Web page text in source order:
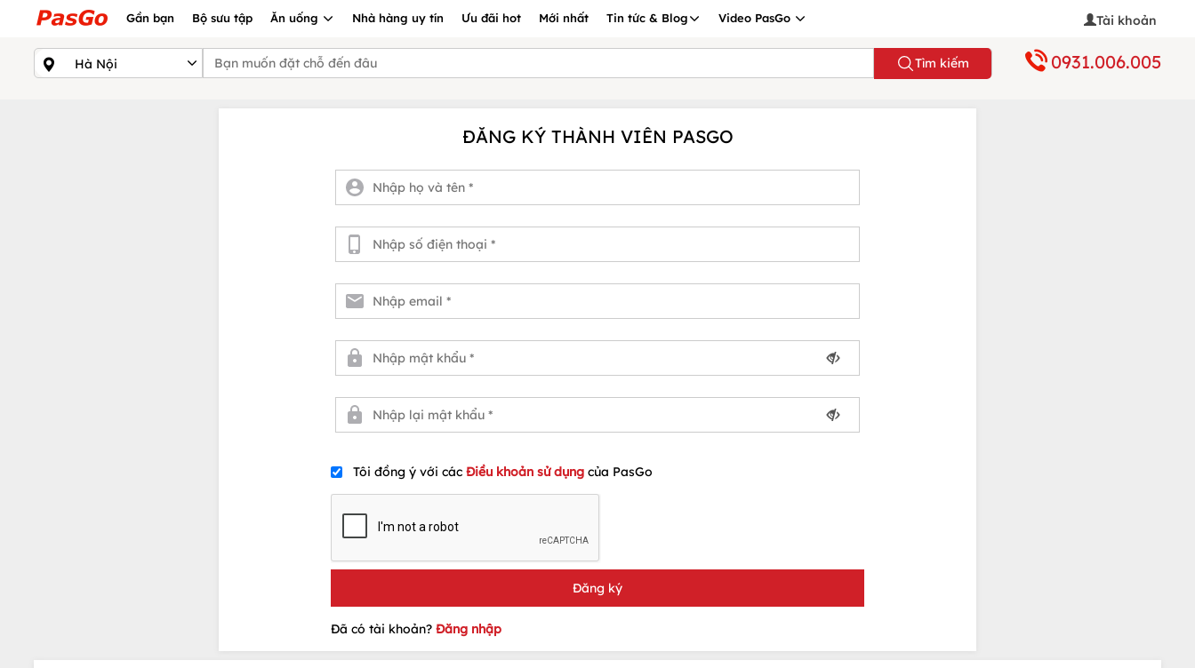
Gần bạn Bộ sưu tập Ăn uống Nhà hàng uy tín Ưu đãi hot Mới nhất Tin tức & Blog Video PasGo Tài khoản
Tìm kiếm 0931.006.005
ĐĂNG KÝ THÀNH VIÊN PASGO
Tôi đồng ý với các Điều khoản sử dụng của PasGo
Đã có tài khoản? Đăng nhập